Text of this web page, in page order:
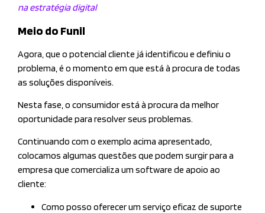
na estratégia digital
Meio do Funil
Agora, que o potencial cliente já identificou e definiu o
problema, é o momento em que está à procura de todas
as soluções disponíveis.
Nesta fase, o consumidor está à procura da melhor
oportunidade para resolver seus problemas.
Continuando com o exemplo acima apresentado,
colocamos algumas questões que podem surgir para a
empresa que comercializa um software de apoio ao
cliente:
Como posso oferecer um serviço eficaz de suporte